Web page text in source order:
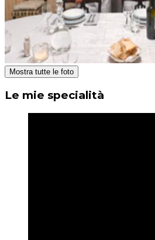
Mostra tutte le foto
Le mie specialità